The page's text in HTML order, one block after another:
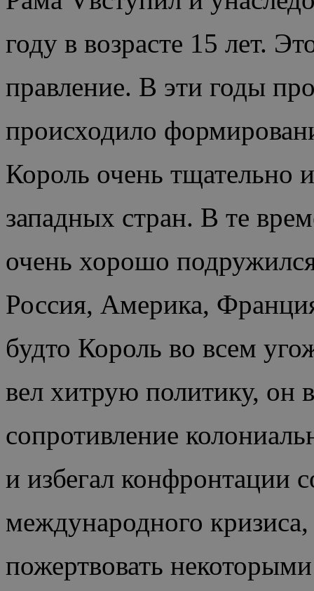
году в возрасте 15 лет.
правление. В эти годы
происходило
Король очень тщательно
западных стран. В те
очень хорошо
Россия, Америка,
будто Король во всем
вел хитрую политику, он
сопротивление
и избегал конфронтации
международного
пожертвовать